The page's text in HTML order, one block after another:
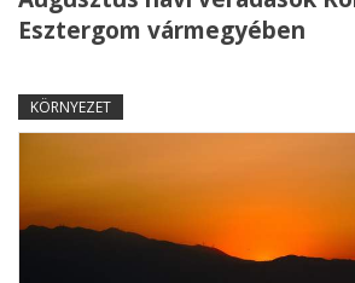
Esztergom vármegyében
KÖRNYEZET